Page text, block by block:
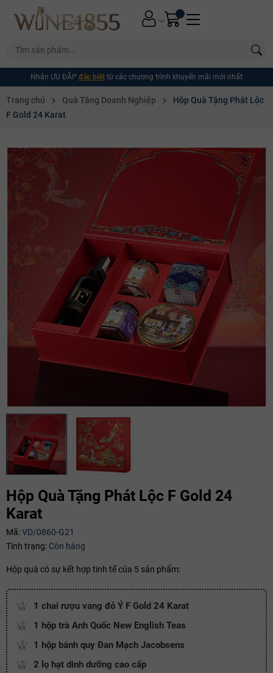
Nhận ƯU ĐÃI* đặc biệt từ các chương trình khuyến mãi mới nhất
Trang chủ Quà Tặng Doanh Nghiệp
Hộp Quà Tặng Phát Lộc
F Gold 24 Karat
Hộp Quà Tặng Phát Lộc F Gold 24
Karat
Mã:VD/0860-G21
Tình trạng: Còn hàng
Hộp quà có sự kết hợp tinh tế của 5 sản phẩm:
1 chai rượu vang đỏ Ý F Gold 24 Karat
1 hộp trà Anh Quốc New English Teas
1 hộp bánh quy Đan Mạch Jacobsens
2 lọ hạt dinh dưỡng cao cấp
Mã giảm giá:
Ngày hết hạn:
Điều kiện:
Copy mã và nhập mã ở trangTHANH TOÁN bạn nhé!